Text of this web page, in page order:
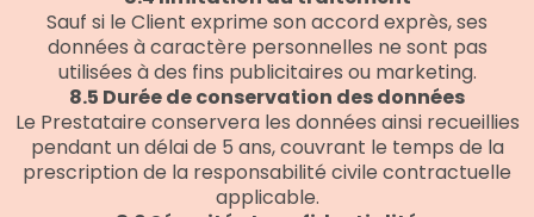
Sauf si le Client exprime son accord exprès, ses
données à caractère personnelles ne sont pas
utilisées à des fins publicitaires ou marketing.
8.5 Durée de conservation des données
Le Prestataire conservera les données ainsi recueillies
pendant un délai de 5 ans, couvrant le temps de la
prescription de la responsabilité civile contractuelle
applicable.